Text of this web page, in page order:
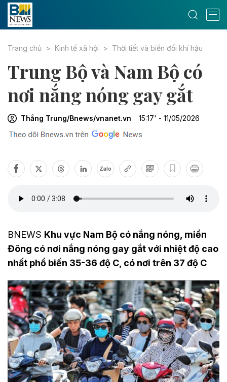
Trang chủ Kinh tế xã hội Thời tiết và biến đổi khí hậu
Trung Bộ và Nam Bộ có
nơi nắng nóng gay gắt
Thắng Trung/Bnews/vnanet.vn 15:17' - 11/05/2026
Zalo
BNEWS Khu vực Nam Bộ có nắng nóng, miền
Đông có nơi nắng nóng gay gắt với nhiệt độ cao
nhất phổ biến 35-36 độ C, có nơi trên 37 độ C